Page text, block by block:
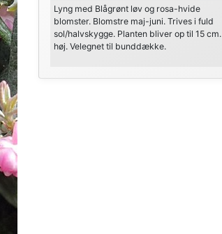
Lyng med Blågrønt løv og rosa-hvide
blomster. Blomstre maj-juni. Trives i fuld
sol/halvskygge. Planten bliver op til 15 cm.
høj. Velegnet til bunddække.